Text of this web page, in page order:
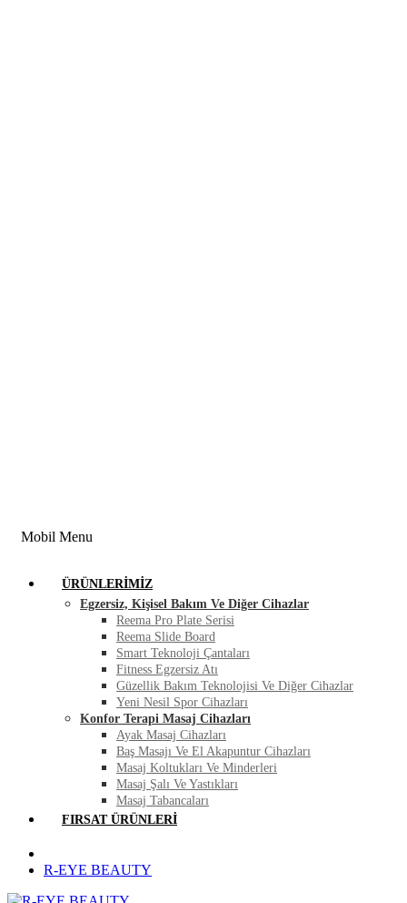
Mobil Menu
ÜRÜNLERIMIZ
Egzersiz, Kişisel Bakım Ve Diğer Cihazlar
Reema Pro Plate Serisi
Reema Slide Board
Smart Teknoloji Çantaları
Fitness Egzersiz Atı
Güzellik Bakım Teknolojisi Ve Diğer Cihazlar
Yeni Nesil Spor Cihazları
Konfor Terapi Masaj Cihazları
Ayak Masaj Cihazları
Baş Masajı Ve El Akapuntur Cihazları
Masaj Koltukları Ve Minderleri
Masaj Şalı Ve Yastıkları
Masaj Tabancaları
FIRSAT ÜRÜNLERI
R-EYE BEAUTY